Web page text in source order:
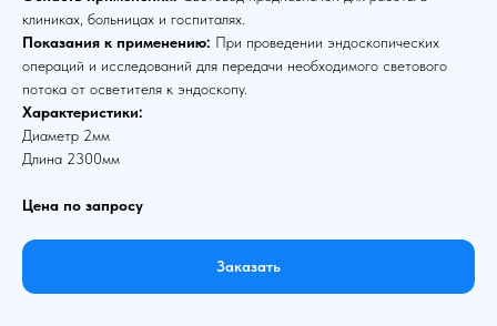
клиниках, больницах и госпиталях.
Показания к применению: При проведении эндоскопических
операций и исследований для передачи необходимого светового
потока от осветителя к эндоскопу.
Характеристики:
Диаметр 2мм
Длина 2300мм
Цена по запросу
Заказать